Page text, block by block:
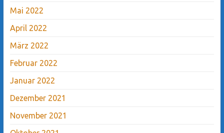
Mai 2022
April 2022
März 2022
Februar 2022
Januar 2022
Dezember 2021
November 2021